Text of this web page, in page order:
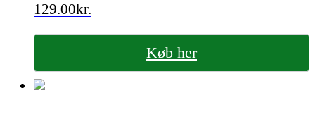
129.00kr.
Køb her